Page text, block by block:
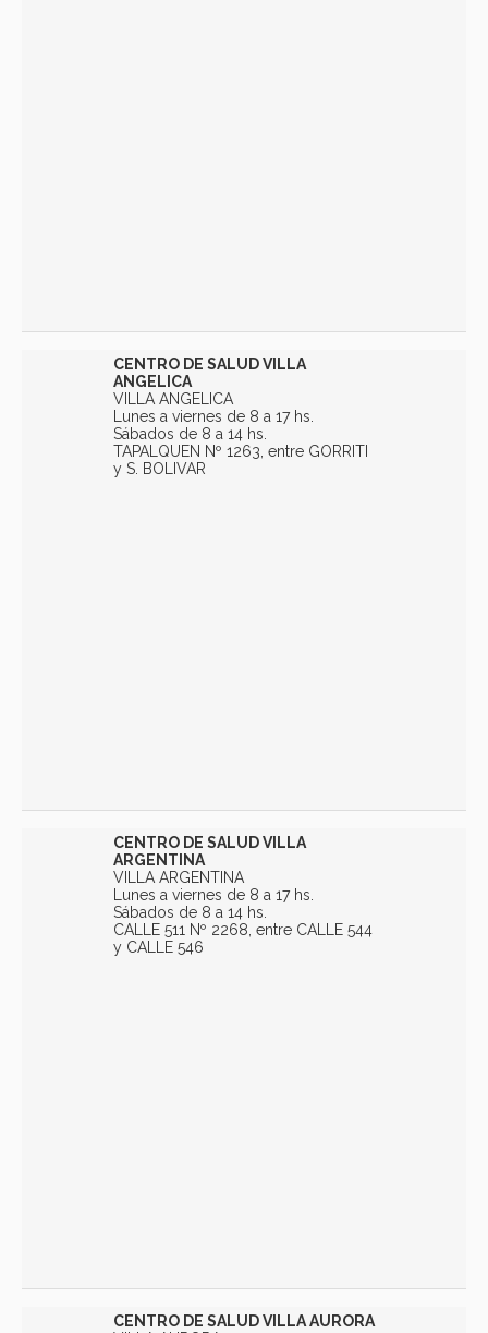
CENTRO DE SALUD VILLA
ANGELICA
VILLA ANGELICA
Lunes a viernes de 8 a 17 hs.
Sábados de 8 a 14 hs.
TAPALQUEN Nº 1263, entre GORRITI
y S. BOLIVAR
CENTRO DE SALUD VILLA
ARGENTINA
VILLA ARGENTINA
Lunes a viernes de 8 a 17 hs.
Sábados de 8 a 14 hs.
CALLE 511 Nº 2268, entre CALLE 544
y CALLE 546
CENTRO DE SALUD VILLA AURORA